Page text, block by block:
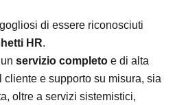
di essere riconosciuti
HR.
servizio completo e di alta
e supporto su misura, sia
oltre a servizi sistemistici,